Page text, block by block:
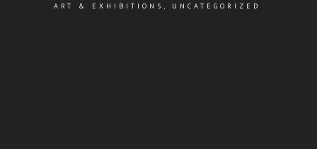
ART & EXHIBITIONS
UNCATEGORIZED